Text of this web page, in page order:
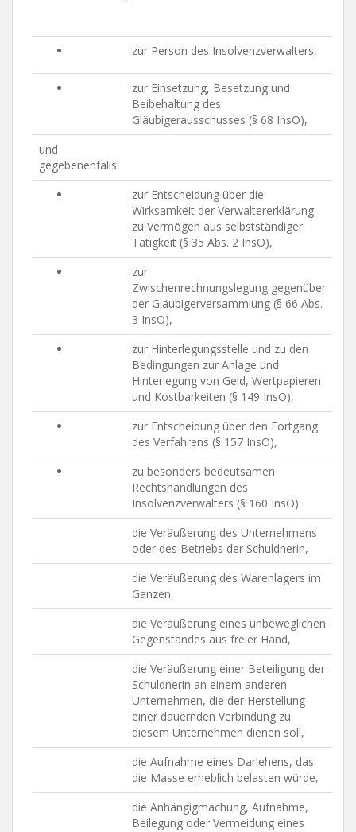
zur Person des Insolvenzverwalters,
zur Einsetzung, Besetzung und
Beibehaltung des
Gläubigerausschusses (§ 68 InsO),
und
gegebenenfalls:
zur Entscheidung über die
Wirksamkeit der Verwaltererklärung
zu Vermögen aus selbstständiger
Tätigkeit (§ 35 Abs. 2 InsO),
zur
Zwischenrechnungslegung gegenüber
der Gläubigerversammlung (§ 66 Abs.
3 InsO),
zur Hinterlegungsstelle und zu den
Bedingungen zur Anlage und
Hinterlegung von Geld, Wertpapieren
und Kostbarkeiten (§ 149 InsO),
zur Entscheidung über den Fortgang
des Verfahrens (§ 157 InsO),
zu besonders bedeutsamen
Rechtshandlungen des
Insolvenzverwalters (§ 160 InsO):
die Veräußerung des Unternehmens
oder des Betriebs der Schuldnerin,
die Veräußerung des Warenlagers im
Ganzen,
die Veräußerung eines unbeweglichen
Gegenstandes aus freier Hand,
die Veräußerung einer Beteiligung der
Schuldnerin an einem anderen
Unternehmen, die der Herstellung
einer dauernden Verbindung zu
diesem Unternehmen dienen soll,
die Aufnahme eines Darlehens, das
die Masse erheblich belasten würde,
die Anhängigmachung, Aufnahme,
Beilegung oder Vermeidung eines